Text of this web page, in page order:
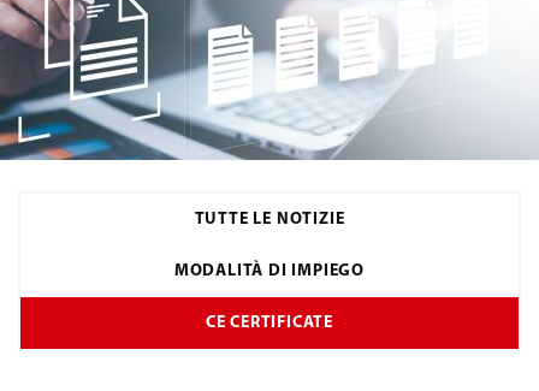
TUTTE LE NOTIZIE
MODALITÀ DI IMPIEGO
CE CERTIFICATE